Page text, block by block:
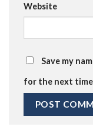
Website
Save my
for the next time